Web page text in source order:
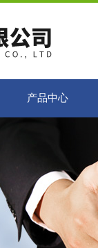
产品中心